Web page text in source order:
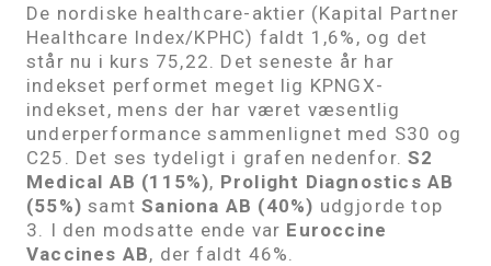
De nordiske healthcare-aktier (Kapital Partner
Healthcare Index/KPHC) faldt 1,6%, og det
står nu i kurs 75,22. Det seneste år har
indekset performet meget lig KPNGX-
indekset, mens der har været væsentlig
underperformance sammenlignet med S30 og
C25. Det ses tydeligt i grafen nedenfor.S2
Medical AB (115%), Prolight Diagnostics AB
(55%) samtSaniona AB (40%) udgjorde top
3. I den modsatte ende var Euroccine
Vaccines AB, der faldt 46%.